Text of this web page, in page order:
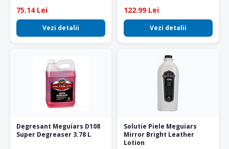
75.14 Lei
Vezi detalii
122.99 Lei
Vezi detalii
Degresant Meguiars D108
Super Degreaser 3.78 L
Solutie Piele Meguiars
Mirror Bright Leather
Lotion